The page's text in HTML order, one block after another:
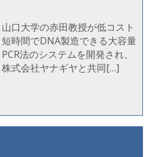
山口大学の赤田教授が低コスト
短時間でDNA製造できる大容量
PCR法のシステムを開発され、
株式会社ヤナギヤと共同[…]